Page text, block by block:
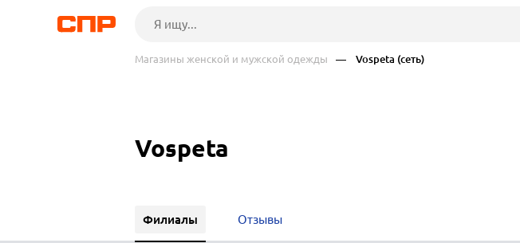
Магазины женской и мужской одежды — Vospeta (сеть)
Vospeta
Филиалы Отзывы